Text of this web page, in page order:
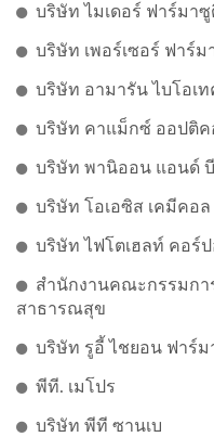
บริษัท ไมเดอร์ ฟาร์มา
บริษัท เพอร์เซอร์ ฟาร์
บริษัท อามารัน ไบโอเ
บริษัท คาแม็กซ์ ออปติค
บริษัท พานิออน แอนด์ บี
บริษัท โอเอซิส เคมีคอ
บริษัท ไฟโตเฮลท์ คอร์ป
สำนักงานคณะกรรมกา
สาธารณสุข
บริษัท รูอี้ ไชยอน ฟาร์
พีที. เมโปร
บริษัท พีที ซานเบ